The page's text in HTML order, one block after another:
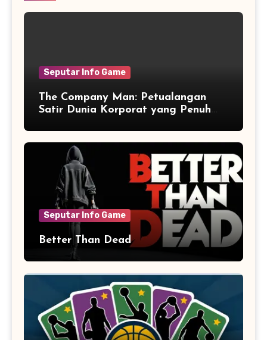
Seputar Info Game
The Company Man: Petualangan
Satir Dunia Korporat yang Penuh
Seputar Info Game
Better Than Dead